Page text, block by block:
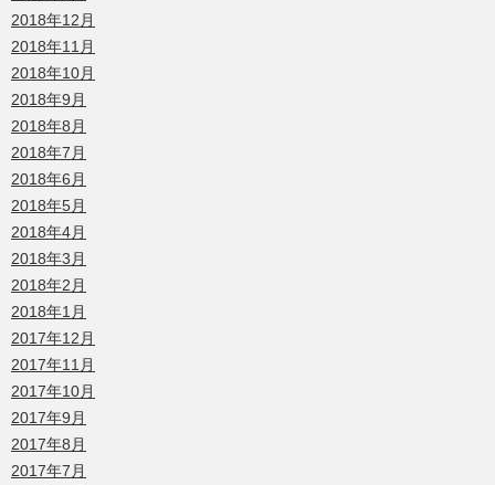
2018年12月
2018年11月
2018年10月
2018年9月
2018年8月
2018年7月
2018年6月
2018年5月
2018年4月
2018年3月
2018年2月
2018年1月
2017年12月
2017年11月
2017年10月
2017年9月
2017年8月
2017年7月